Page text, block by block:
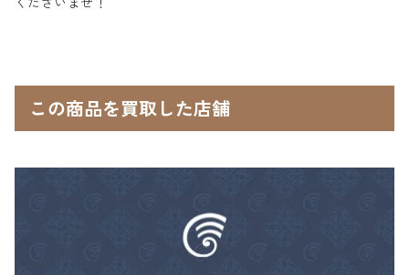
この商品を買取した店舗